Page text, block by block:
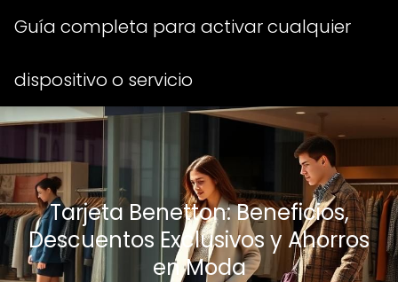
Guía completa para activar cualquier
dispositivo o servicio
Tarjeta Benetton: Beneficios,
Descuentos Exclusivos y Ahorros
en Moda